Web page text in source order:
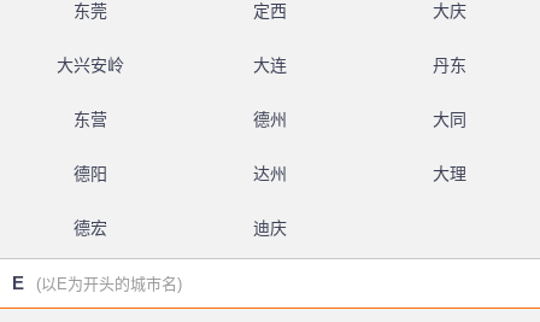
东莞 定西 大庆
大兴安岭 大连 丹东
东营 德州 大同
德阳 达州 大理
德宏 迪庆
E (以E为开头的城市名)